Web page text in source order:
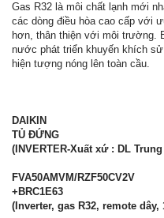
Gas R32 là môi chất lạnh mới
các dòng điều hòa cao cấp với
hơn, thân thiện với môi trường.
nước phát triển khuyến khích
hiện tượng nóng lên toàn cầu.
DAIKIN
TỦ ĐỨNG
(INVERTER-Xuất xứ : DL
FVA50AMVM/RZF50CV2V
+BRC1E63
(Inverter, gas R32, remote dây,